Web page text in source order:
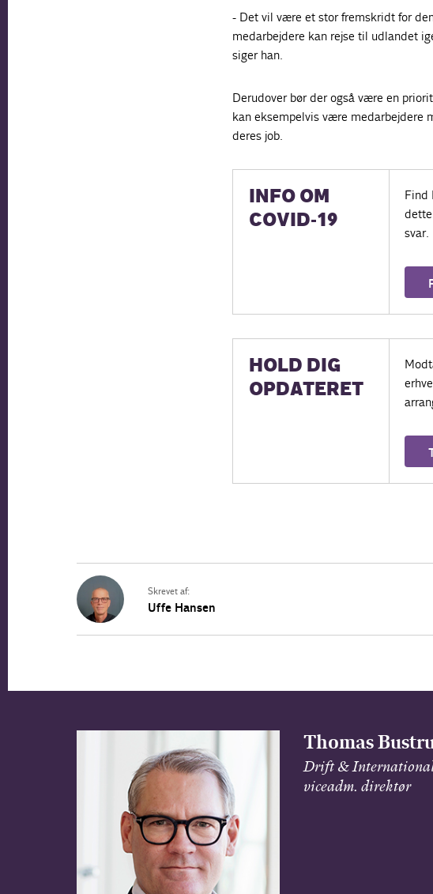
- Det vil være et stor fremskridt for
medarbejdere kan rejse til udlandet
siger han.
Derudover bør der også være en
kan eksempelvis være medarbejdere
deres job.
INFO OM
COVID-19
Find
dette
svar.
HOLD DIG
OPDATERET
Skrevet af:
Uffe Hansen
Thomas
Drift &
viceadm. direktør